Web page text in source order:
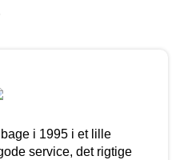
i 1995 i et lille
service, det rigtige